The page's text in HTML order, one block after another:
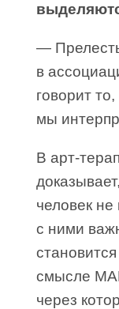
—
в
говорит
мы
В арт-
человек
с ними
смысле
через